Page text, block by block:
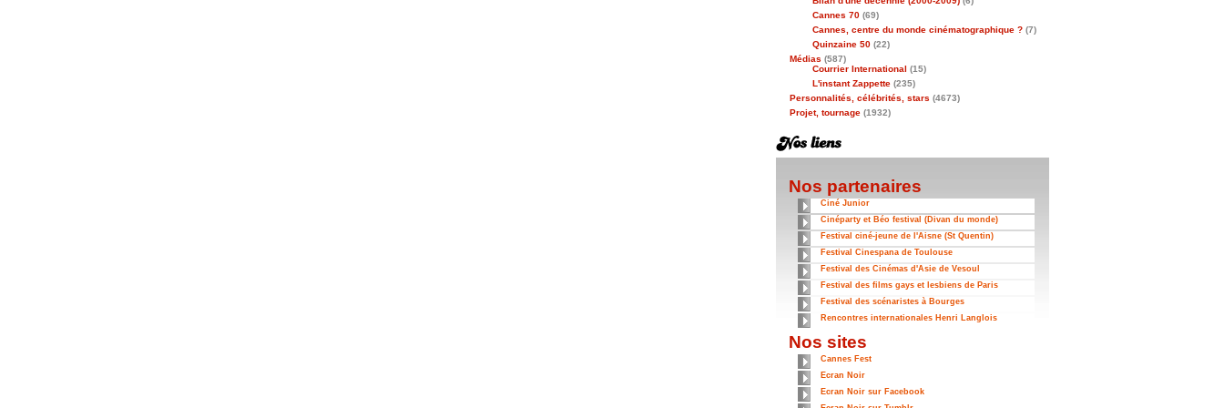
Cannes 70 (69)
Cannes, centre du monde cinématographique ? (7)
Quinzaine 50 (22)
Médias (587)
Courrier International (15)
L'instant Zappette (235)
Personnalités, célébrités, stars (4673)
Projet, tournage (1932)
Nos partenaires
Ciné Junior
Cinéparty et Béo festival (Divan du monde)
Festival ciné-jeune de l'Aisne (St Quentin)
Festival Cinespana de Toulouse
Festival des Cinémas d'Asie de Vesoul
Festival des films gays et lesbiens de Paris
Festival des scénaristes à Bourges
Rencontres internationales Henri Langlois
Nos sites
Cannes Fest
Ecran Noir
Ecran Noir sur Facebook